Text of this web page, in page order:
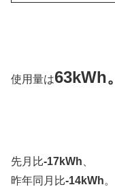
使用量は63kWh。
先月比-17kWh
昨年同月比-14kWh。